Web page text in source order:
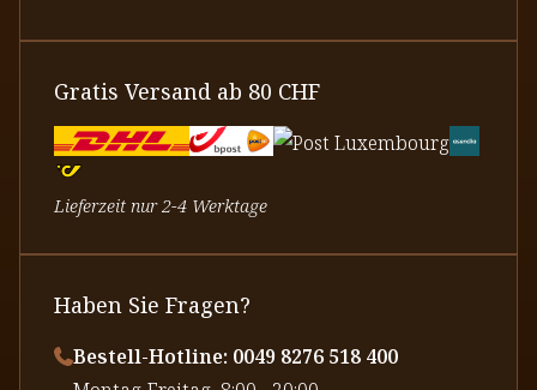
Gratis Versand ab 80 CHF
Lieferzeit nur 2-4 Werktage
Haben Sie Fragen?
Bestell-Hotline: 0049 8276 518 400